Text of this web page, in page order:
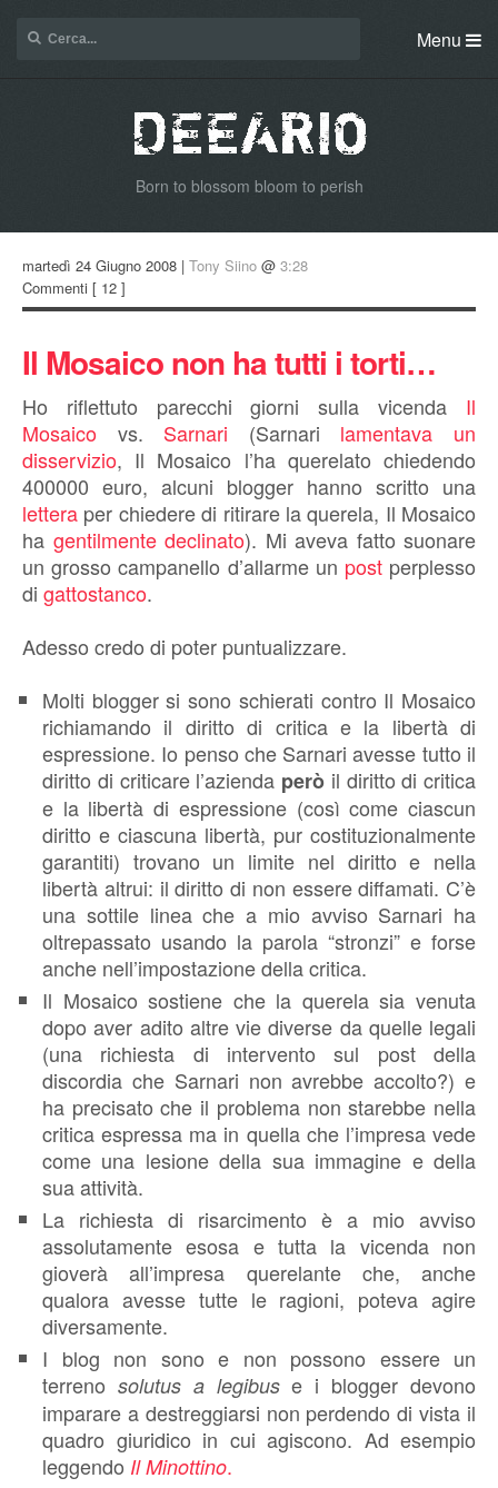
Menu
Born to blossom bloom to perish
martedì 24 Giugno 2008 | Tony Siino @ 3:28
Commenti [ 12 ]
Il Mosaico non ha tutti i torti…
Ho riflettuto parecchi giorni sulla vicenda Il
Mosaico vs. Sarnari (Sarnari lamentava un
disservizio, Il Mosaico l’ha querelato chiedendo
400000 euro, alcuni blogger hanno scritto una
lettera per chiedere di ritirare la querela, Il Mosaico
ha gentilmente declinato). Mi aveva fatto suonare
un grosso campanello d’allarme un postperplesso
di gattostanco.
Adesso credo di poter puntualizzare.
Molti blogger si sono schierati contro Il Mosaico
richiamando il diritto di critica e la libertà di
espressione. Io penso che Sarnari avesse tutto il
diritto di criticare l’azienda però il diritto di critica
e la libertà di espressione (così come ciascun
diritto e ciascuna libertà, pur costituzionalmente
garantiti) trovano un limite nel diritto e nella
libertà altrui: il diritto di non essere diffamati. C’è
una sottile linea che a mio avviso Sarnari ha
oltrepassato usando la parola “stronzi” e forse
anche nell’impostazione della critica.
Il Mosaico sostiene che la querela sia venuta
dopo aver adito altre vie diverse da quelle legali
(una richiesta di intervento sul post della
discordia che Sarnari non avrebbe accolto?) e
ha precisato che il problema non starebbe nella
critica espressa ma in quella che l’impresa vede
come una lesione della sua immagine e della
sua attività.
La richiesta di risarcimento è a mio avviso
assolutamente esosa e tutta la vicenda non
gioverà all’impresa querelante che, anche
qualora avesse tutte le ragioni, poteva agire
diversamente.
I blog non sono e non possono essere un
terreno solutus a legibuse i blogger devono
imparare a destreggiarsi non perdendo di vista il
quadro giuridico in cui agiscono. Ad esempio
leggendo Il Minottino.